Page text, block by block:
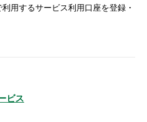
用するサービス利用口座を登録・
ビス